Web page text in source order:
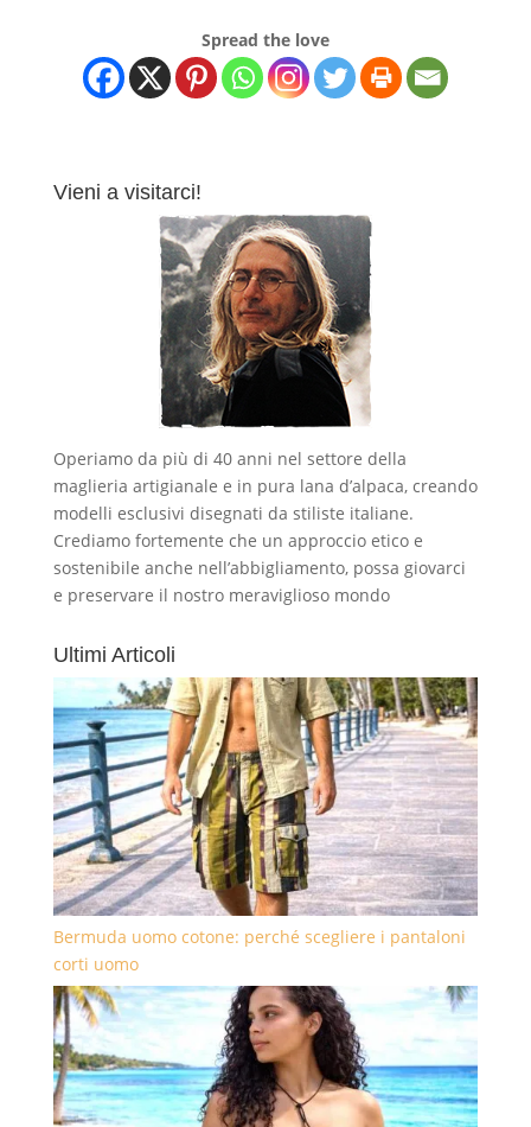
Spread the love
Vieni a visitarci!
Operiamo da più di 40 anni nel settore della
maglieria artigianale e in pura lana d’alpaca, creando
modelli esclusivi disegnati da stiliste italiane.
Crediamo fortemente che un approccio etico e
sostenibile anche nell’abbigliamento, possa giovarci
e preservare il nostro meraviglioso mondo
Ultimi Articoli
Bermuda uomo cotone: perché scegliere i pantaloni
corti uomo